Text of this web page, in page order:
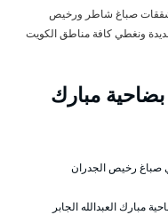
صباغ شاطر ورخيص
ونغطي كافة مناطق الكويت
مبارك
رخيص الجدران
مبارك العبدالله الجابر